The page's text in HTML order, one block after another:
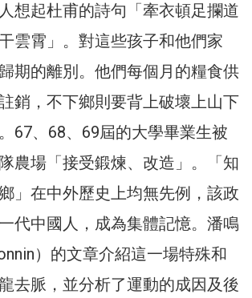
想起杜甫的詩句「牽衣頓足攔道
雲霄」。對這些孩子和他們家
期的離別。他們每個月的糧食供
銷，不下鄉則要背上破壞上山下
67、68、69屆的大學畢業生被
農場「接受鍛煉、改造」。「知
」在中外歷史上均無先例，該政
代中國人，成為集體記憶。潘鳴
）的文章介紹這一場特殊和
去脈，並分析了運動的成因及後